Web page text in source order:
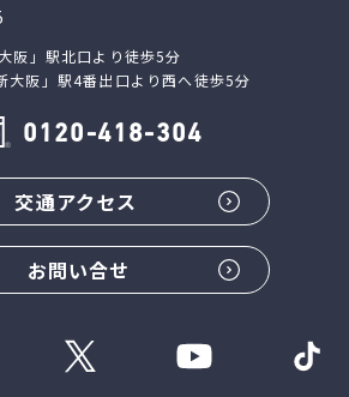
阪」駅北口より徒歩5分
大阪」駅4番出口より西へ徒歩5分
0120-418-304
交通アクセス
お問い合せ